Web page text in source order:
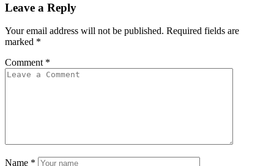
Leave a Reply
Your email address will not be published. Required fields are
marked *
Comment *
Name *